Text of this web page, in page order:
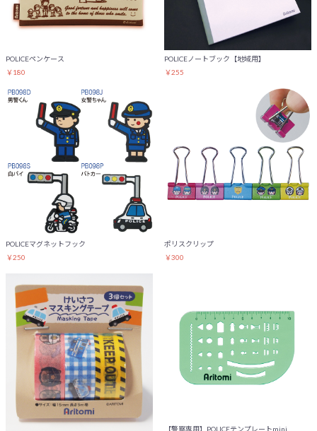
POLICEペンケース
￥180
POLICEノートブック【地域用】
￥255
POLICEマグネットフック
￥250
ポリスクリップ
￥300
【警察専用】POLICEテンプレートmini
お買い物を続ける